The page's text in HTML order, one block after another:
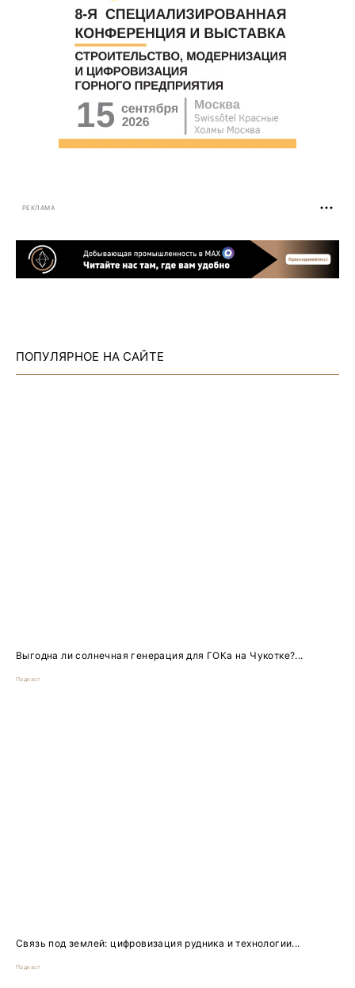
РЕКЛАМА
ПОПУЛЯРНОЕ НА САЙТЕ
Выгодна ли солнечная генерация для ГОКа на Чукотке?...
Подкаст
Связь под землей: цифровизация рудника и технологии...
Подкаст